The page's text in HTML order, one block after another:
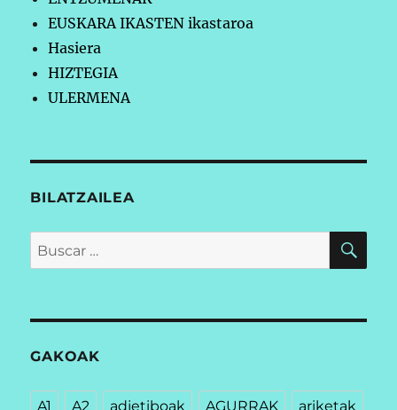
EUSKARA IKASTEN ikastaroa
Hasiera
HIZTEGIA
ULERMENA
BILATZAILEA
Buscar
por:
GAKOAK
A1 A2 adjetiboak AGURRAK ariketak